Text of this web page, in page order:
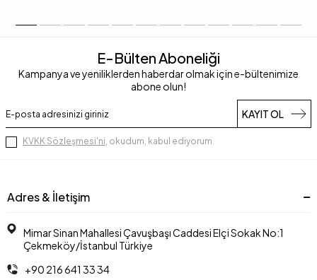
E-Bülten Aboneliği
Kampanya ve yeniliklerden haberdar olmak için e-bültenimize
abone olun!
KAYIT OL
KVKK Sözleşmesi'ni, okudum, kabul ediyorum.
Adres & İletişim
Mimar Sinan Mahallesi Çavuşbaşı Caddesi Elçi Sokak No:1
Çekmeköy/İstanbul Türkiye
+90 216 641 33 34